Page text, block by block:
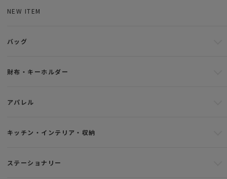
NEW ITEM
バッグ
財布・キーホルダー
アパレル
キッチン・インテリア・収納
ステーショナリー